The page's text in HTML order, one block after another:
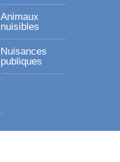
Animaux
nuisibles
Nuisances
publiques